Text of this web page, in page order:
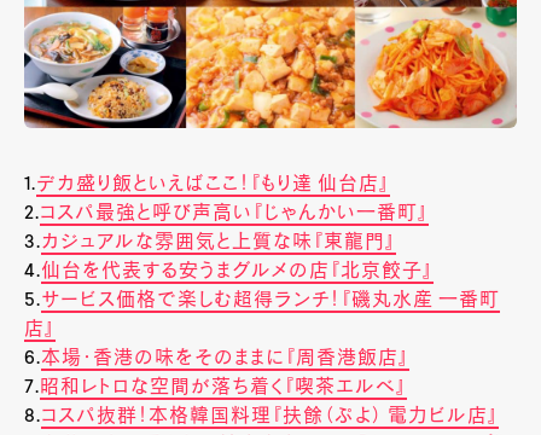
1.デカ盛り飯といえばここ！『もり達 仙台店』
2.コスパ最強と呼び声高い『じゃんかい一番町』
3.カジュアルな雰囲気と上質な味『東龍門』
4.仙台を代表する安うまグルメの店『北京餃子』
5.サービス価格で楽しむ超得ランチ！『磯丸水産 一番町
店』
6.本場・香港の味をそのままに『周香港飯店』
7.昭和レトロな空間が落ち着く『喫茶エルベ』
8.コスパ抜群！本格韓国料理『扶餘（ぷよ） 電力ビル店』